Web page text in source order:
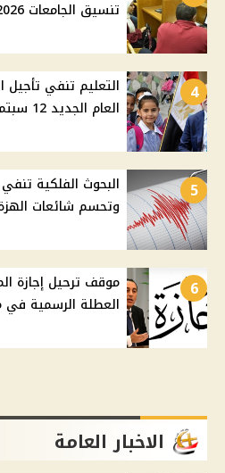
تنسيق الجامعات 2026 وأماكن المرحلة الثانية
4
التعليم تنفي
العام الجديد 12 سبتمبر والدولية 6 سبتمبر
5
البحوث الفلكية
وتحسم شائعات
6
العطلة الرسمية
الاخبار العامة